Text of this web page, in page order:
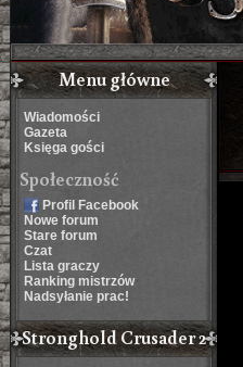
Menu główne
Wiadomości
Gazeta
Księga gości
Społeczność
Profil Facebook
Nowe forum
Stare forum
Czat
Lista graczy
Ranking mistrzów
Nadsyłanie prac!
Stronghold Crusader 2